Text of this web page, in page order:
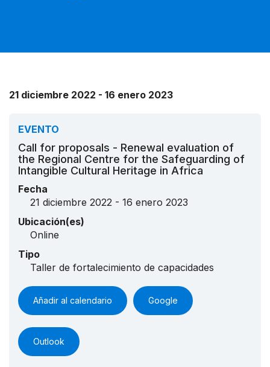
21 diciembre 2022 - 16 enero 2023
EVENTO
Call for proposals - Renewal evaluation of
the Regional Centre for the Safeguarding of
Intangible Cultural Heritage in Africa
Fecha
21 diciembre 2022 - 16 enero 2023
Ubicación(es)
Online
Tipo
Taller de fortalecimiento de capacidades
Añadir al calendario Google
Outlook